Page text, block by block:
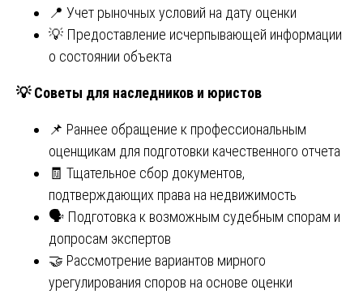
📍 Учет рыночных условий на дату оценки
💡 Предоставление исчерпывающей информации
о состоянии объекта
💡Советы для наследников и юристов
📌 Раннее обращение к профессиональным
оценщикам для подготовки качественного отчета
🧾 Тщательное сбор документов,
подтверждающих права на недвижимость
🗣 Подготовка к возможным судебным спорам и
допросам экспертов
🤝 Рассмотрение вариантов мирного
урегулирования споров на основе оценки